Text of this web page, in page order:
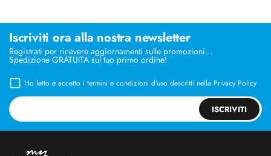
Iscriviti ora alla nostra newsletter
Registrati per ricevere aggiornamenti sulle promozioni…
Spedizione GRATUITA sul tuo primo ordine!
Ho letto e accetto i termini e condizioni d’uso descritti nella Privacy Policy
ISCRIVITI